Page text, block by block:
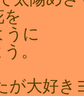
うに
。
が大好き